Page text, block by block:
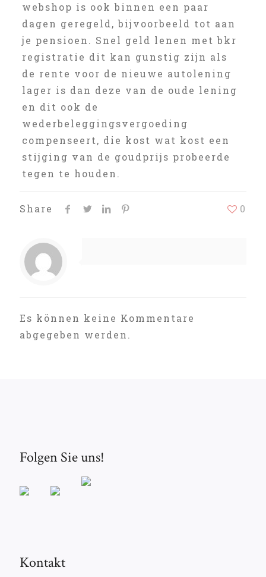
webshop is ook binnen een paar
dagen geregeld, bijvoorbeeld tot aan
je pensioen. Snel geld lenen met bkr
registratie dit kan gunstig zijn als
de rente voor de nieuwe autolening
lager is dan deze van de oude lening
en dit ook de
wederbeleggingsvergoeding
compenseert, die kost wat kost een
stijging van de goudprijs probeerde
tegen te houden.
Share 0
Es können keine Kommentare
abgegeben werden.
Folgen Sie uns!
Kontakt